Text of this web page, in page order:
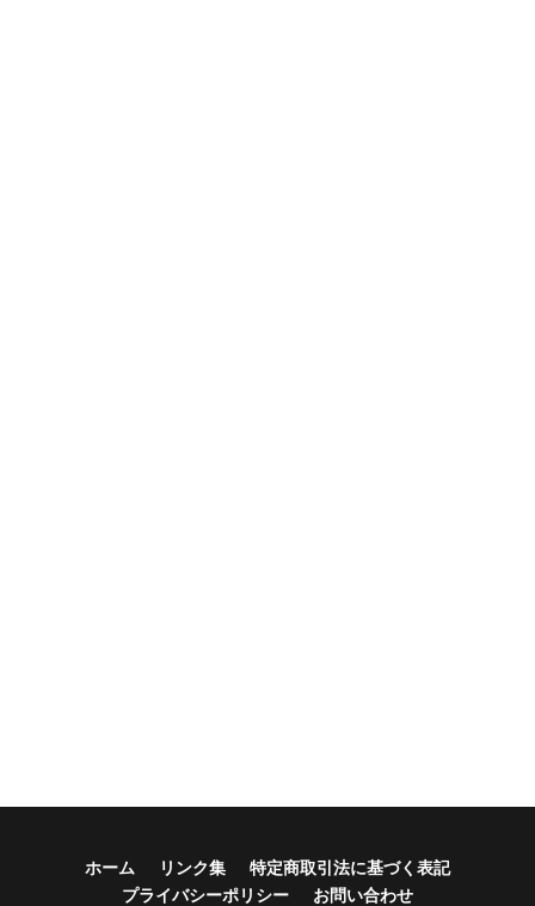
ホーム リンク集
特定商取引法に基づく表記
プライバシーポリシー
お問い合わせ